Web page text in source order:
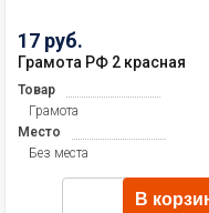
17 руб.
Грамота РФ 2 красная
Товар
Грамота
Место
Без места
В